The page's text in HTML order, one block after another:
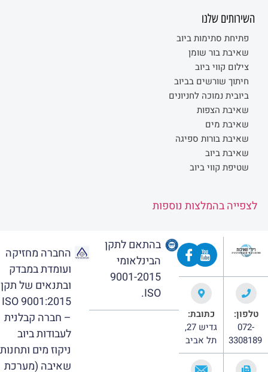
השירותים שלנו
פתיחת סתימות ביוב
שאיבת בור שומן
צילום קווי ביוב
חיתוך שורשים בביוב
ביובית נמוכה לחניונים
שאיבת הצפות
שאיבת מים
שאיבת בורות ספיגה
שאיבת ביוב
שטיפת קווי ביוב
לצפייה בהמלצות נוספות
טלפון:
072-
3308189
כתובת:
גדיש 27,
תל אביב
בהתאם לתקן
הבינלאומי
9001-2015
ISO.
החברה מחזיקה
ועומדת במבדק
ובתנאים של תקן
ISO 9001:2015
– חברה קבלנית
לעבודות ביוב
ניקוז מים ותחנות
שאיבה (מערכת